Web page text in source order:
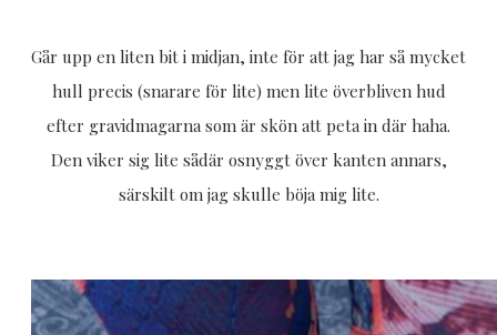
Går upp en liten bit i midjan, inte för att jag har så mycket
hull precis (snarare för lite) men lite överbliven hud
efter gravidmagarna som är skön att peta in där haha.
Den viker sig lite sådär osnyggt över kanten annars,
särskilt om jag skulle böja mig lite.